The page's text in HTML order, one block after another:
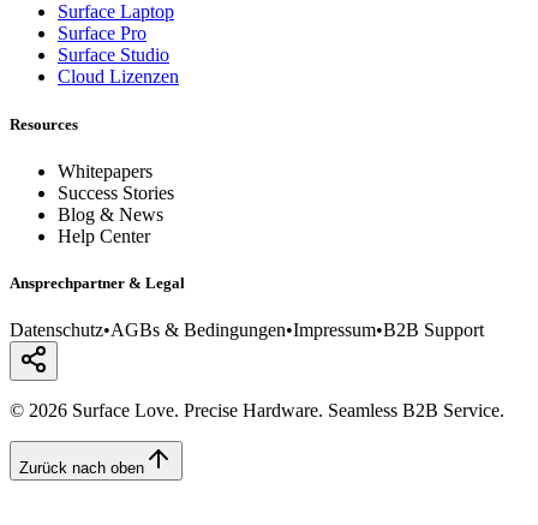
Surface Laptop
Surface Pro
Surface Studio
Cloud Lizenzen
Resources
Whitepapers
Success Stories
Blog & News
Help Center
Ansprechpartner & Legal
Datenschutz•AGBs & Bedingungen•Impressum•B2B Support
© 2026 Surface Love. Precise Hardware. Seamless B2B Service.
Zurück nach oben